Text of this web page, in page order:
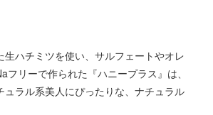
生ハチミツを使い、サルフェートやオレ
フリーで作られた『ハニープラス』は、
ュラル系美人にぴったりな、ナチュラル